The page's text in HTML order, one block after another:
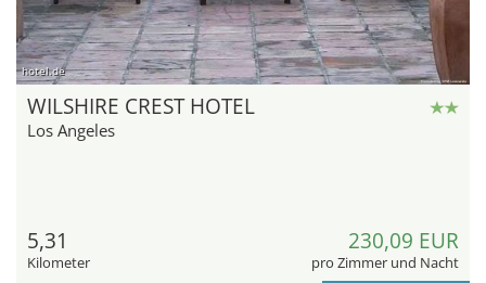
hotel.de
WILSHIRE CREST HOTEL
Los Angeles
5,31
Kilometer
230,09 EUR
pro Zimmer und Nacht